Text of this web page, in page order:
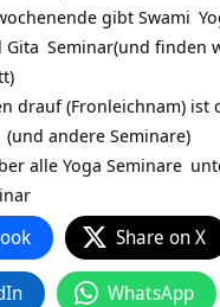
gibt Swami
Gita Seminar(und finden
drauf (Fronleichnam) ist
(und andere Seminare)
alle Yoga Seminare
Share on X
WhatsApp